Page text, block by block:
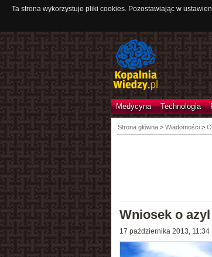
Ta strona wykorzystuje pliki cookies. Pozostawiając w
Medycyna Technologia
Strona główna> Wiadomości >
Wniosek o
17 października 2013, 11:34|